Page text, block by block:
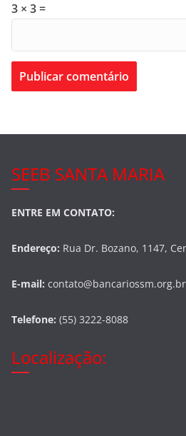
3 × 3 =
SEEB SANTA MARIA
ENTRE EM CONTATO:
Endereço: Rua Dr. Bozano, 1147,
E-mail: contato@bancariossm.org.br
Telefone: (55) 3222-8088
Localização: